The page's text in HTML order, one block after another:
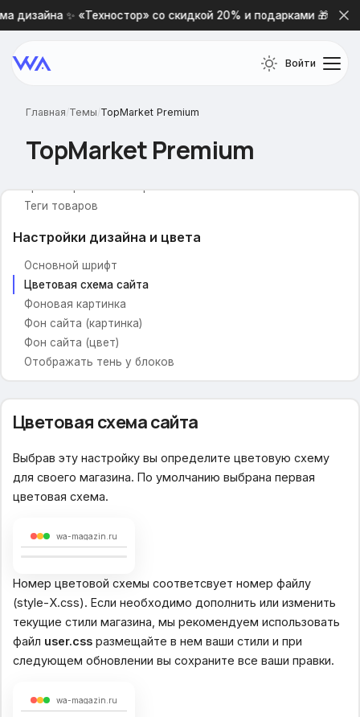
дизайна ✨ «Техностор» со скидкой 20% и подарками 🎁
Войти
Главная/Темы/TopMarket Premium
TopMarket Premium
Убрать меню на страницах
Общие настройки
В избранное
Выпадающая корзина
Живой поиск
Теги товаров
Настройки дизайна и цвета
Основной шрифт
Цветовая схема сайта
Фоновая картинка
Фон сайта (картинка)
Фон сайта (цвет)
Отображать тень у блоков
Включить пользовательские настройки цвета
Шапка сайта
Логотип
Навигационные ссылки меню
Ссылка с логотипа
Телефон и время работы
Почта для обратной связи
Навигационное меню
Содержание вспомогательного меню
Цветовая схема сайта
Выбрав эту настройку вы определите цветовую схему
для своего магазина. По умолчанию выбрана первая
цветовая схема.
wa-magazin.ru
Номер цветовой схемы соответсвует номер файлу
(style-X.css). Если необходимо дополнить или изменить
текущие стили магазина, мы рекомендуем использовать
файл user.css размещайте в нем ваши стили и при
следующем обновлении вы сохраните все ваши правки.
wa-magazin.ru